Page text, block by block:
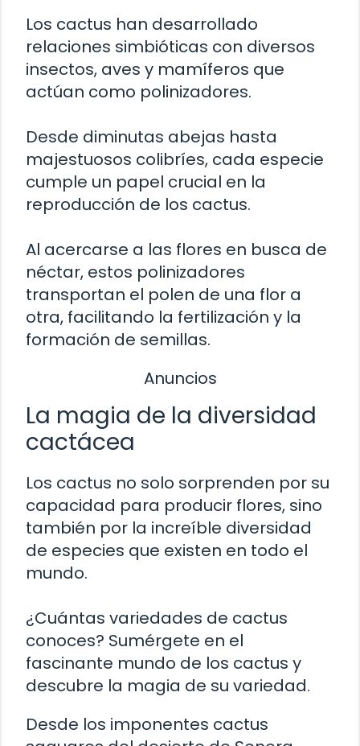
Los cactus han desarrollado
relaciones simbióticas con diversos
insectos, aves y mamíferos que
actúan como polinizadores.
Desde diminutas abejas hasta
majestuosos colibríes, cada especie
cumple un papel crucial en la
reproducción de los cactus.
Al acercarse a las flores en busca de
néctar, estos polinizadores
transportan el polen de una flor a
otra, facilitando la fertilización y la
formación de semillas.
Anuncios
La magia de la diversidad
cactácea
Los cactus no solo sorprenden por su
capacidad para producir flores, sino
también por la increíble diversidad
de especies que existen en todo el
mundo.
¿Cuántas variedades de cactus
conoces? Sumérgete en el
fascinante mundo de los cactus y
descubre la magia de su variedad.
Desde los imponentes cactus